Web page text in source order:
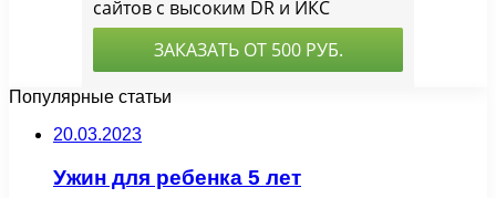
Популярные статьи
20.03.2023
Ужин для ребенка 5 лет